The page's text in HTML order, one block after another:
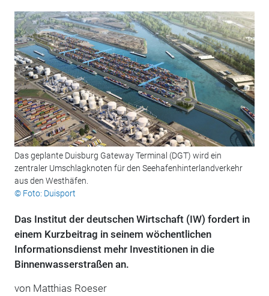
Das geplante Duisburg Gateway Terminal (DGT) wird ein
zentraler Umschlagknoten für den Seehafenhinterlandverkehr
aus den Westhäfen.
© Foto: Duisport
Das Institut der deutschen Wirtschaft (IW) fordert in
einem Kurzbeitrag in seinem wöchentlichen
Informationsdienst mehr Investitionen in die
Binnenwasserstraßen an.
von Matthias Roeser